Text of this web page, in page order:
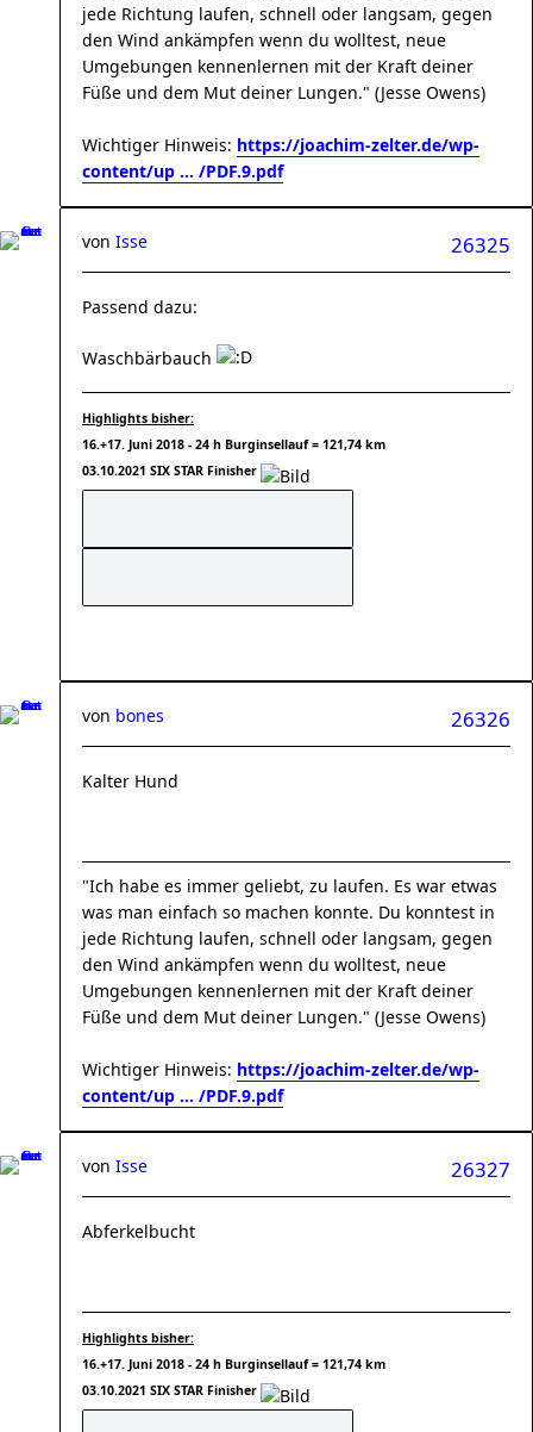
jede Richtung laufen, schnell oder langsam, gegen
den Wind ankämpfen wenn du wolltest, neue
Umgebungen kennenlernen mit der Kraft deiner
Füße und dem Mut deiner Lungen." (Jesse Owens)
Wichtiger Hinweis: https://joachim-zelter.de/wp-
content/up ... /PDF.9.pdf
26325
von Isse
Passend dazu:
Waschbärbauch
Highlights bisher:
16.+17. Juni 2018 - 24 h Burginsellauf = 121,74 km
03.10.2021 SIX STAR Finisher
26326
von bones
Kalter Hund
"Ich habe es immer geliebt, zu laufen. Es war etwas
was man einfach so machen konnte. Du konntest in
jede Richtung laufen, schnell oder langsam, gegen
den Wind ankämpfen wenn du wolltest, neue
Umgebungen kennenlernen mit der Kraft deiner
Füße und dem Mut deiner Lungen." (Jesse Owens)
Wichtiger Hinweis: https://joachim-zelter.de/wp-
content/up ... /PDF.9.pdf
26327
von Isse
Abferkelbucht
Highlights bisher:
16.+17. Juni 2018 - 24 h Burginsellauf = 121,74 km
03.10.2021 SIX STAR Finisher